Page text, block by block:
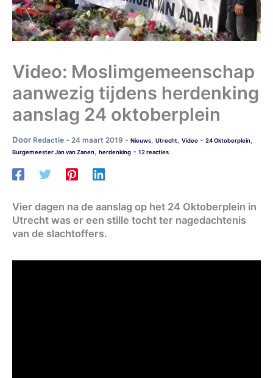
Video: Moslimgemeenschap
aanwezig tijdens herdenking
aanslag 24 oktoberplein
Door Redactie - 24 maart 2019 - Nieuws, Utrecht, Video - 24 Oktoberplein,
Burgemeester Jan van Zanen, herdenking - 12 reacties
Vier dagen na de aanslag op het 24 Oktoberplein in
Utrecht was er een stille tocht ter nagedachtenis
van de slachtoffers.